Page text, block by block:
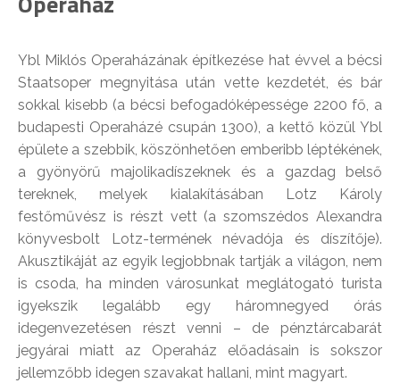
Ybl Miklós Operaházának építkezése hat évvel a bécsi
Staatsoper megnyitása után vette kezdetét, és bár
sokkal kisebb (a bécsi befogadóképessége 2200 fő, a
budapesti Operaházé csupán 1300), a kettő közül Ybl
épülete a szebbik, köszönhetően emberibb léptékének,
a gyönyörű majolikadíszeknek és a gazdag belső
tereknek, melyek kialakításában Lotz Károly
festőművész is részt vett (a szomszédos Alexandra
könyvesbolt Lotz-termének névadója és díszítője).
Akusztikáját az egyik legjobbnak tartják a világon, nem
is csoda, ha minden városunkat meglátogató turista
igyekszik legalább egy háromnegyed órás
idegenvezetésen részt venni – de pénztárcabarát
jegyárai miatt az Operaház előadásain is sokszor
jellemzőbb idegen szavakat hallani, mint magyart.